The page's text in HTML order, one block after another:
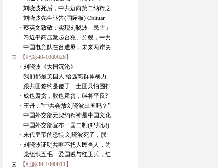
· 刘晓波死后，中共迈向第二纳粹之
· 刘晓波先生讣告(国际板) Obituar
· 蔡英文致敬：实现刘晓波「民主」
· 习近平高压激起台独、分裂，中共
· 中国电竞队在台遭辱，未来两岸关
【紀錄40-1060628】
· 刘晓波《大国沉沦》
· 我们都是美国人:给远离群体暴力
· 跟共匪签约是傻子，土匪只怕围打
· 成也肃贪，败也肃贪，64将平反?
· 王丹：”中共会放刘晓波出国吗？”
· 中国外交部无契约精神是中国文化
· 中国外交部宣布一国二制(92共识)
· 末代皇帝的恐惧:刘晓波死了，朕
· 刘晓波证明共匪不把人民当人，为
· 党组织五毛、爱国贼与红卫兵，红
【紀錄39-1060611】